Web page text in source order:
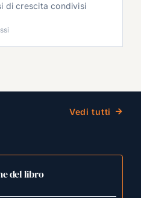
di crescita condivisi
Vedi tutti
del libro